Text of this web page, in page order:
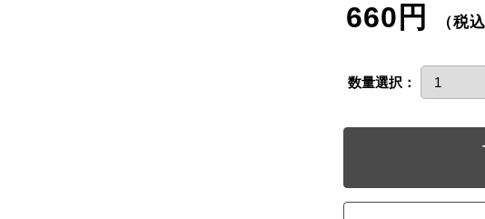
660円 （税
数量選択：